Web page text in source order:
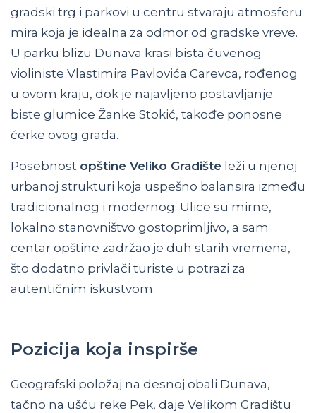
gradski trg i parkovi u centru stvaraju atmosferu
mira koja je idealna za odmor od gradske vreve.
U parku blizu Dunava krasi bista čuvenog
violiniste Vlastimira Pavlovića Carevca, rođenog
u ovom kraju, dok je najavljeno postavljanje
biste glumice Žanke Stokić, takođe ponosne
ćerke ovog grada.
Posebnost opštine Veliko Gradište leži u njenoj
urbanoj strukturi koja uspešno balansira između
tradicionalnog i modernog. Ulice su mirne,
lokalno stanovništvo gostoprimljivo, a sam
centar opštine zadržao je duh starih vremena,
što dodatno privlači turiste u potrazi za
autentičnim iskustvom.
Pozicija koja inspirše
Geografski položaj na desnoj obali Dunava,
tačno na ušću reke Pek, daje Velikom Gradištu